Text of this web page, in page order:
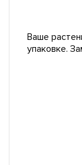
Ваше
упаковке.